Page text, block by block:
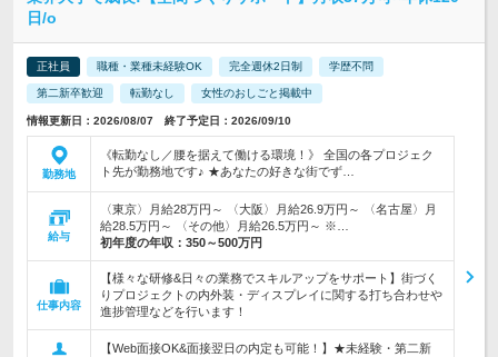
日/o
正社員 職種・業種未経験OK 完全週休2日制 学歴不問
第二新卒歓迎 転勤なし 女性のおしごと掲載中
情報更新日：2026/08/07 終了予定日：2026/09/10
勤務地
《転勤なし／腰を据えて働ける環境！》 全国の各プロジェク
ト先が勤務地です♪ ★あなたの好きな街でず…
給与
〈東京〉月給28万円～ 〈大阪〉月給26.9万円～ 〈名古屋〉月
給28.5万円～ 〈その他〉月給26.5万円～ ※…
初年度の年収： 350～500万円
仕事内容
【様々な研修&日々の業務でスキルアップをサポート】街づく
りプロジェクトの内外装・ディスプレイに関する打ち合わせや
進捗管理などを行います！
【Web面接OK&面接翌日の内定も可能！】★未経験・第二新